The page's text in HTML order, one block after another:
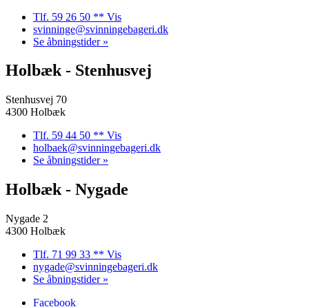
Tlf. 59 26 50 ** Vis
svinninge@svinningebageri.dk
Se åbningstider »
Holbæk - Stenhusvej
Stenhusvej 70
4300 Holbæk
Tlf. 59 44 50 ** Vis
holbaek@svinningebageri.dk
Se åbningstider »
Holbæk - Nygade
Nygade 2
4300 Holbæk
Tlf. 71 99 33 ** Vis
nygade@svinningebageri.dk
Se åbningstider »
Facebook